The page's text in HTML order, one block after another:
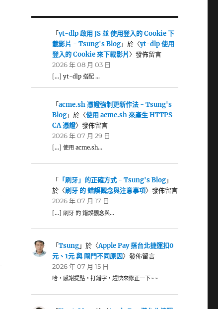
「yt-dlp 啟用 JS 並 使用登入的 Cookie 下
載影片 - Tsung's Blog」於〈yt-dlp 使用
登入的 Cookie 來下載影片〉發佈留言
2026 年 08 月 03 日
[…] yt-dlp 搭配 …
「acme.sh 憑證強制更新作法 - Tsung's
Blog」於〈使用 acme.sh 來產生 HTTPS
CA 憑證〉發佈留言
2026 年 07 月 29 日
[…] 使用 acme.sh…
「 「刷牙」的正確方式 - Tsung's Blog」
於〈刷牙 的 錯誤觀念與注意事項〉發佈留言
2026 年 07 月 17 日
[…] 刷牙 的 錯誤觀念與…
「Tsung」於〈Apple Pay 搭台北捷運扣0
元、1元 與 閘門不同原因〉發佈留言
2026 年 07 月 15 日
哈，感謝提點，打錯字，趕快來修正一下~~